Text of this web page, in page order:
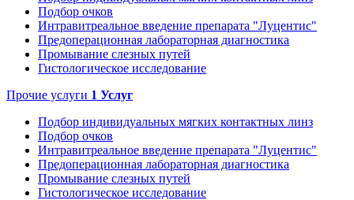
Подбор очков
Интравитреальное введение препарата "Луцентис"
Предоперационная лабораторная диагностика
Промывание слезных путей
Гистологическое исследование
Прочие услуги 1 Услуг
Подбор индивидуальных мягких контактных линз
Подбор очков
Интравитреальное введение препарата "Луцентис"
Предоперационная лабораторная диагностика
Промывание слезных путей
Гистологическое исследование